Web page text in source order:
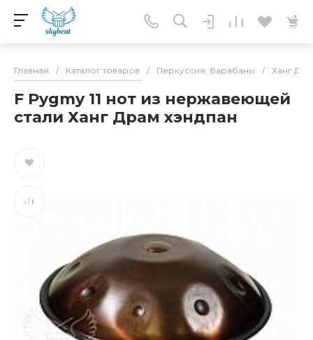
Главная / Каталог товаров / Перкуссия, барабаны / Ханг
F Pygmy 11 нот из нержавеющей
стали Ханг Драм хэндпан